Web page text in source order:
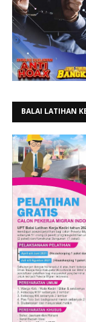
BALAI LATIHAN